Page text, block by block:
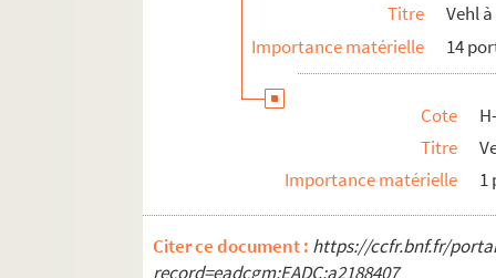
Titre
Vehl
Importance matérielle
14
Cote
Titre
Importance matérielle
1
Citer ce document : https://ccfr.bnf.fr/
record=eadcgm:EADC:a2188407